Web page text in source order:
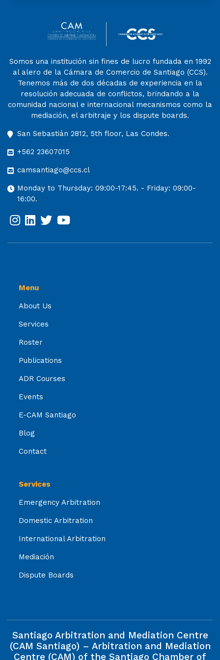
Somos una institución sin fines de lucro fundada en 1992
al alero de la Cámara de Comercio de Santiago (CCS).
Tenemos más de dos décadas de experiencia en la
resolución adecuada de conflictos, brindando a la
comunidad nacional e internacional mecanismos como la
mediación, el arbitraje y los dispute boards.
San Sebastián 2812, 5th floor, Las Condes.
+562 23607015
camsantiago@ccs.cl
Monday to Thursday: 09:00-17:45. - Friday: 09:00-
16:00.
Menu
About Us
Services
Roster
Publications
ADR Courses
Events
E-CAM Santiago
Blog
Contact
Services
Emergency Arbitration
Domestic Arbitration
International Arbitration
Mediación
Dispute Boards
Santiago Arbitration and Mediation Centre
(CAM Santiago) – Arbitration and Mediation
Centre (CAM) of the Santiago Chamber of